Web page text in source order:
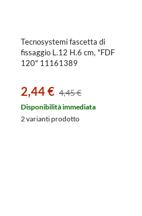
Tecnosystemi fascetta di
fissaggio L.12 H.6 cm, "FDF
120" 11161389
2,44 € 4,45 €
Disponibilità immediata
2 varianti prodotto